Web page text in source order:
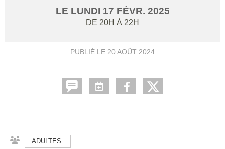
LE LUNDI 17 FÉVR. 2025
DE 20H À 22H
PUBLIÉ LE 20 AOÛT 2024
ADULTES